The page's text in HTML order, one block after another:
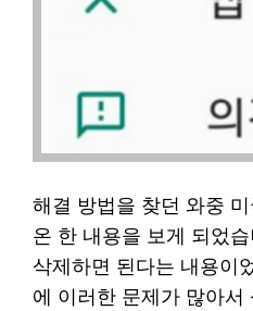
해결 방법을 찾던 와중
온 한 내용을 보게 되었
삭제하면 된다는 내용이
에 이러한 문제가 많아서